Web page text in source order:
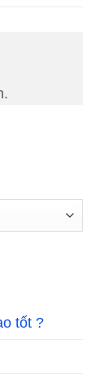
tốt ?